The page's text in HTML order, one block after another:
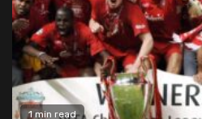
1 min read